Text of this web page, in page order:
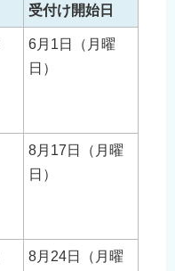
受付け開始日
6月1日（月曜
日）
8月17日（月曜
日）
8月24日（月曜